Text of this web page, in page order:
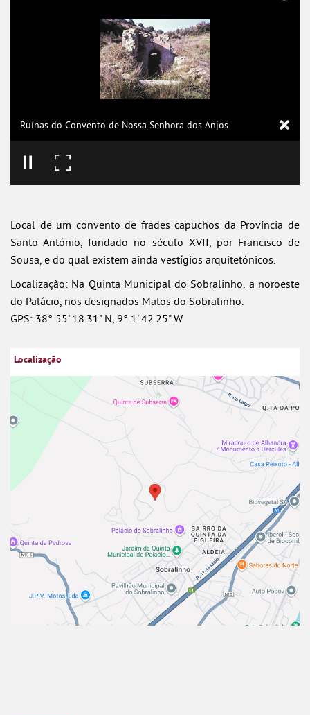
Ruínas do Convento de Nossa Senhora dos Anjos
Local de um convento de frades capuchos da Província de
Santo António, fundado no século XVII, por Francisco de
Sousa, e do qual existem ainda vestígios arquitetónicos.
Localização: Na Quinta Municipal do Sobralinho, a noroeste
do Palácio, nos designados Matos do Sobralinho.
GPS: 38° 55' 18.31" N, 9° 1' 42.25" W